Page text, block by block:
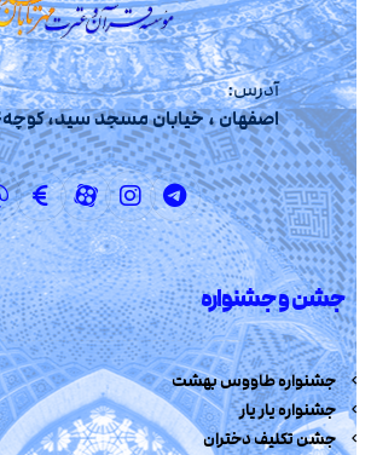
آدرس:
اصفهان ، خیابان مسجد سید، کوچه44 (شهید عقیلی)
جشن و جشنواره
جشنواره طاووس بهشت
جشنواره یار یار
جشن تکلیف دختران